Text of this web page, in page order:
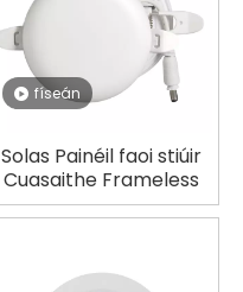
físeán
Solas Painéil faoi stiúir
Cuasaithe Frameless